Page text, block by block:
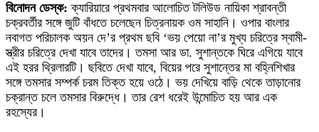
বিনোদন ডেস্ক:ক্যারিয়ারে প্রথমবার আলোচিত টলিউড নায়িকা শ্রাবন্তী
চক্রবর্তীর সঙ্গে জুটি বাঁধতে চলেছেন চিত্রনায়ক ওম সাহানি। ওপার বাংলার
নবাগত পরিচালক অয়ন দে’র প্রথম ছবি ‘ভয় পেয়ো না’র মুখ্য চরিত্রে স্বামী-
স্ত্রীর চরিত্রে দেখা যাবে তাদের। তমসা আর ডা. সুশান্তকে ঘিরে এগিয়ে যাবে
এই হরর থ্রিলারটি। ছবিতে দেখা যাবে, বিয়ের পরে সুশান্তের মা বহ্নিশিখার
সঙ্গে তমসার সম্পর্ক চরম তিক্ত হয়ে ওঠে। ভয় দেখিয়ে বাড়ি থেকে তাড়ানোর
চক্রান্ত চলে তমসার বিরুদ্ধে। তার রেশ ধরেই উন্মোচিত হয় আর এক
রহস্যের।